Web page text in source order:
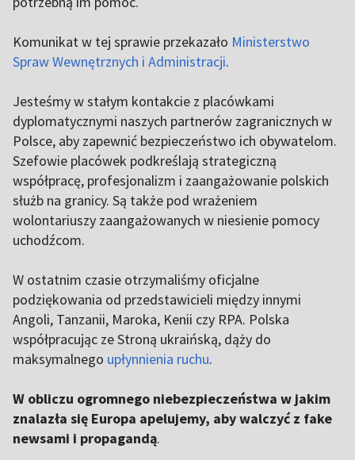
Komunikat w tej sprawie przekazało Ministerstwo
Spraw Wewnętrznych i Administracji.
Jesteśmy w stałym kontakcie z placówkami
dyplomatycznymi naszych partnerów zagranicznych w
Polsce, aby zapewnić bezpieczeństwo ich obywatelom.
Szefowie placówek podkreślają strategiczną
współpracę, profesjonalizm i zaangażowanie polskich
służb na granicy. Są także pod wrażeniem
wolontariuszy zaangażowanych w niesienie pomocy
uchodźcom.
W ostatnim czasie otrzymaliśmy oficjalne
podziękowania od przedstawicieli między innymi
Angoli, Tanzanii, Maroka, Kenii czy RPA. Polska
współpracując ze Stroną ukraińską, dąży do
maksymalnego upłynnienia ruchu.
W obliczu ogromnego niebezpieczeństwa w jakim
znalazła się Europa apelujemy, aby walczyć z fake
newsami i propagandą.